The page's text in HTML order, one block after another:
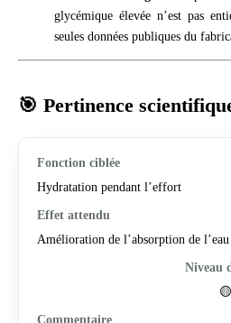
glycémique élevée n’est pas
seules données publiques du
🎯 Pertinence
Hydratation pendant l’effort
Amélioration de l’absorption de l’eau
🟡